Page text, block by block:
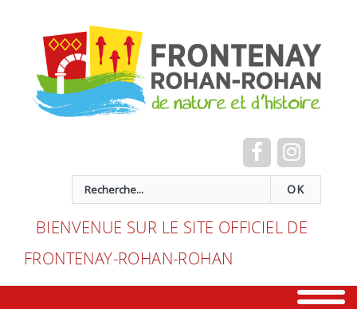
OK
BIENVENUE SUR LE SITE OFFICIEL DE
FRONTENAY-ROHAN-ROHAN